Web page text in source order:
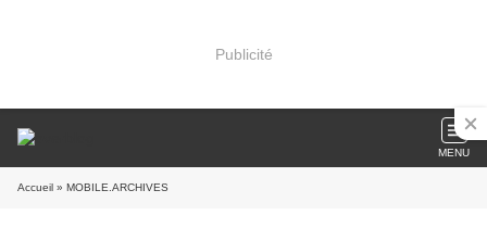
Publicité
MENU
Accueil » MOBILE.ARCHIVES